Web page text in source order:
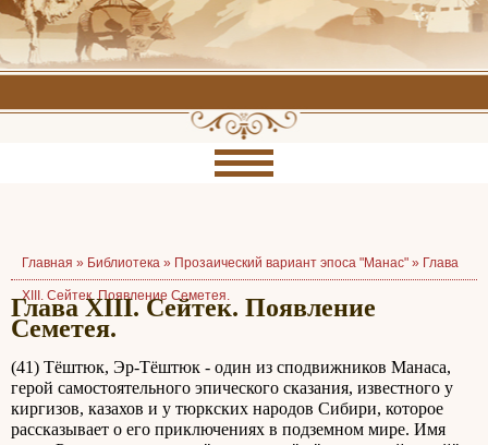
Главная » Библиотека » Прозаический вариант эпоса "Манас" » Глава
XIII. Сейтек. Появление Семетея.
Глава XIII. Сейтек. Появление
Семетея.
(41) Тёштюк, Эр-Тёштюк - один из сподвижников Манаса,
герой самостоятельного эпического сказания, известного у
киргизов, казахов и у тюркских народов Сибири, которое
рассказывает о его приключениях в подземном мире. Имя